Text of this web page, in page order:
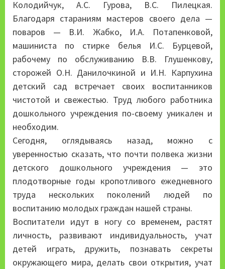
Колодийчук, А.С. Гурова, В.С. Пилецкая.
Благодаря стараниям мастеров своего дела —
поваров — В.И. Жабко, И.А. Потапенковой,
машиниста по стирке белья И.С. Бурцевой,
рабочему по обслуживанию В.В. Глушенкову,
сторожей О.Н. Данилочкиной и И.Н. Карпухина
детский сад встречает своих воспитанников
чистотой и свежестью. Труд любого работника
дошкольного учреждения по-своему уникален и
необходим.
Сегодня, оглядываясь назад, можно с
уверенностью сказать, что почти полвека жизни
детского дошкольного учреждения — это
плодотворные годы кропотливого ежедневного
труда нескольких поколений людей по
воспитанию молодых граждан нашей страны.
Воспитатели идут в ногу со временем, растят
личность, развивают индивидуальность, учат
детей играть, дружить, познавать секреты
окружающего мира, делать свои открытия, учат